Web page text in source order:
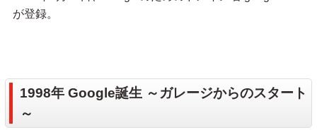
が登録。
1998年 Google誕生 ～ガレージからのスタート
～